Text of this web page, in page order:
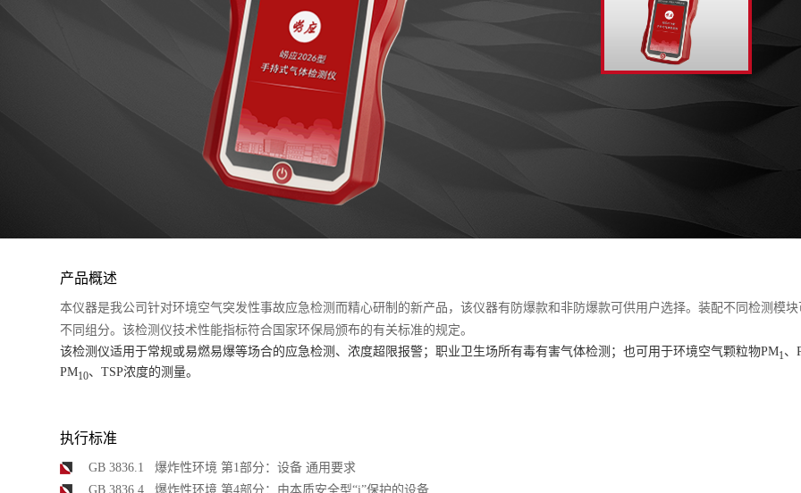
产品概述
本仪器是我公司针对环境空气突发性事故应急检测而精心研制的新产品，该仪器有防爆款和非防爆款可供用户选择。装配不同检测模
不同组分。该检测仪技术性能指标符合国家环保局颁布的有关标准的规定。
该检测仪适用于常规或易燃易爆等场合的应急检测、浓度超限报警；职业卫生场所有毒有害气体检测；也可用于环境空气颗粒物PM1、
PM10、TSP浓度的测量。
执行标准
GB 3836.1 爆炸性环境 第1部分：设备 通用要求
GB 3836.4 爆炸性环境 第4部分：由本质安全型“i”保护的设备